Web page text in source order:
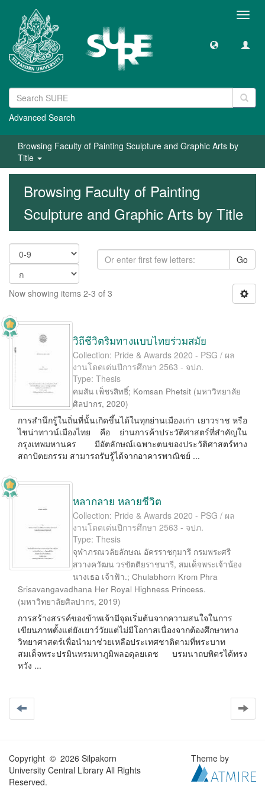
Advanced Search
Browsing Faculty of Painting Sculpture and Graphic Arts by
Title
Browsing Faculty of Painting
Sculpture and Graphic Arts by Title
Go
Now showing items 2-3 of 3
วิถีชีวิตริมทางแบบไทยร่วมสมัย
Collection: Pride & Awards 2020 - PSG / ผล
งานโดดเด่นปีการศึกษา 2563 - จปภ.
Type: Thesis
คมสัน เพ็ชรสิทธิ์; Komsan Phetsit (มหาวิทยาลัย
ศิลปากร, 2020)
การสำนึกรู้ในถิ่นที่นั้นเกิดขึ้นได้ในทุกย่านเมืองเก่า เยาวราช หรือ
ไชน่าทาวน์เมืองไทย คือ ย่านการค้าประวัติศาสตร์ที่สำคัญใน
กรุงเทพมหานคร มีอัตลักษณ์เฉพาะตนของประวัติศาสตร์ทาง
สถาปัตยกรรม สามารถรับรู้ได้จากอาคารพาณิชย์ ...
หลากลาย หลายชีวิต
Collection: Pride & Awards 2020 - PSG / ผล
งานโดดเด่นปีการศึกษา 2563 - จปภ.
Type: Thesis
จุฬาภรณวลัยลักษณ อัครราชกุมารี กรมพระศรี
สวางควัฒน วรขัตติยราชนารี, สมเด็จพระเจ้าน้อง
นางเธอ เจ้าฟ้า.; Chulabhorn Krom Phra
Srisavangavadhana Her Royal Highness Princess.
(มหาวิทยาลัยศิลปากร, 2019)
การสร้างสรรค์ของข้าพเจ้ามีจุดเริ่มต้นจากความสนใจในการ
เขียนภาพตั้งแต่ยังเยาว์วัยแต่ไม่มีโอกาสเนื่องจากต้องศึกษาทาง
วิทยาศาสตร์เพื่อนำมาช่วยเหลือประเทศชาติตามที่พระบาท
สมเด็จพระปรมินทรมหาภูมิพลอดุลยเดช บรมนาถบพิตรได้ทรง
หวัง ...
Copyright © 2026 Silpakorn
University Central Library All Rights
Reserved.
Theme by